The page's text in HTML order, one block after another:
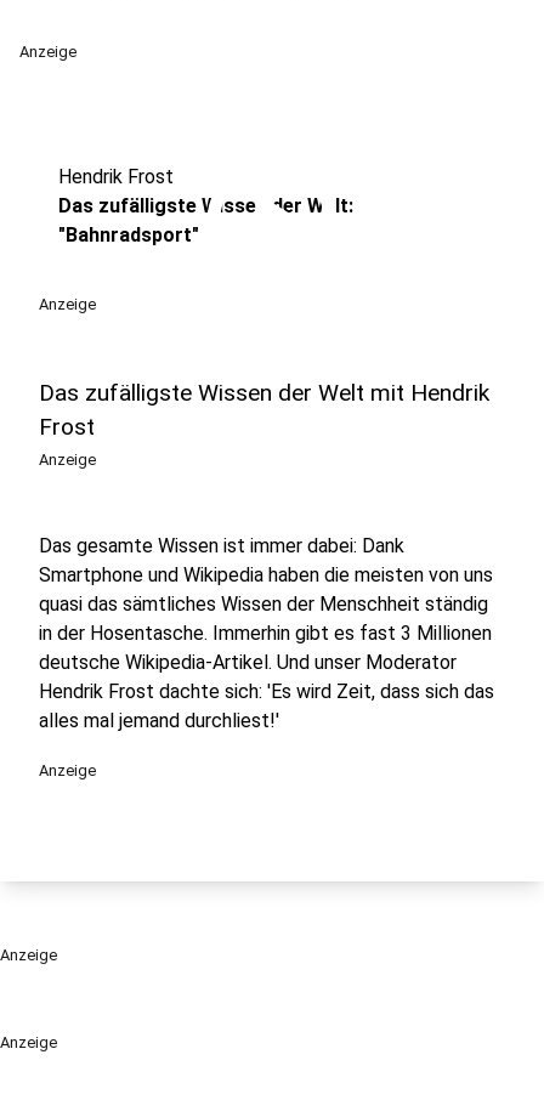
Anzeige
Anzeige
play_circle
Hendrik Frost
Das zufälligste Wissen der Welt:
"Bahnradsport"
Anzeige
Das zufälligste Wissen der Welt mit Hendrik
Frost
Anzeige
Das gesamte Wissen ist immer dabei: Dank
Smartphone und Wikipedia haben die meisten von uns
quasi das sämtliches Wissen der Menschheit ständig
in der Hosentasche. Immerhin gibt es fast 3 Millionen
deutsche Wikipedia-Artikel. Und unser Moderator
Hendrik Frost dachte sich: 'Es wird Zeit, dass sich das
alles mal jemand durchliest!'
Anzeige
Anzeige